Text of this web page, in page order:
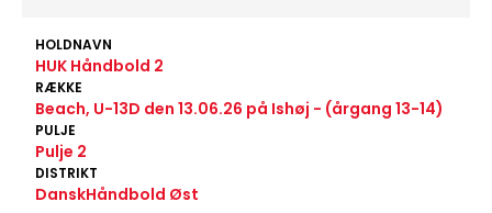
HOLDNAVN
HUK Håndbold 2
RÆKKE
Beach, U-13D den 13.06.26 på Ishøj - (årgang 13-14)
PULJE
Pulje 2
DISTRIKT
DanskHåndbold Øst